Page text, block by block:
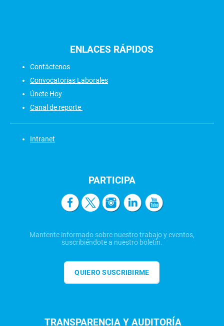
ENLACES RÁPIDOS
Contáctenos
Convocatorias Laborales
Únete Hoy
Canal de reporte
Intranet
PARTICIPA
Mantente informado sobre nuestro trabajo y eventos,
suscribiéndote a nuestro boletín.
QUIERO SUSCRIBIRME
TRANSPARENCIA Y AUDITORÍA